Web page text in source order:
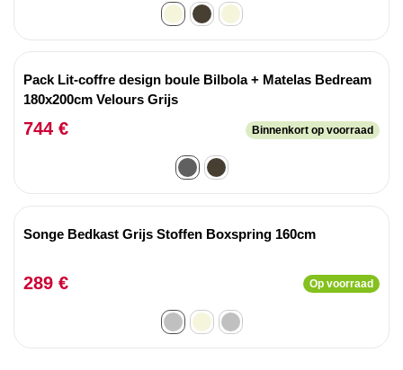
Pack Lit-coffre design boule Bilbola + Matelas Bedream
180x200cm Velours Grijs
744 € Binnenkort op voorraad
Songe Bedkast Grijs Stoffen Boxspring 160cm
289 € Op voorraad